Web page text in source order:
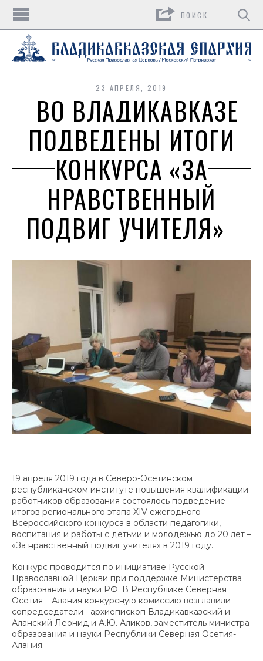
23 АПРЕЛЯ, 2019
ВО ВЛАДИКАВКАЗЕ
ПОДВЕДЕНЫ ИТОГИ
КОНКУРСА «ЗА
НРАВСТВЕННЫЙ
ПОДВИГ УЧИТЕЛЯ»
19 апреля 2019 года в Северо-Осетинском
республиканском институте повышения квалификации
работников образования состоялось подведение
итогов регионального этапа XIV ежегодного
Всероссийского конкурса в области педагогики,
воспитания и работы с детьми и молодежью до 20 лет –
«За нравственный подвиг учителя» в 2019 году.
Конкурс проводится по инициативе Русской
Православной Церкви при поддержке Министерства
образования и науки РФ. В Республике Северная
Осетия – Алания конкурсную комиссию возглавили
сопредседатели архиепископ Владикавказский и
Аланский Леонид и А.Ю. Аликов, заместитель министра
образования и науки Республики Северная Осетия-
Алания.